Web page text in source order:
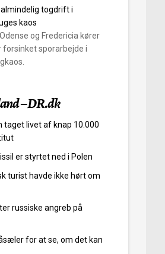
togdrift i
kaos
og Fredericia kører
sporarbejde i
– DR.dk
taget livet af knap 10.000
er styrtet ned i Polen
turist havde ikke hørt om
russiske angreb på
for at se, om det kan